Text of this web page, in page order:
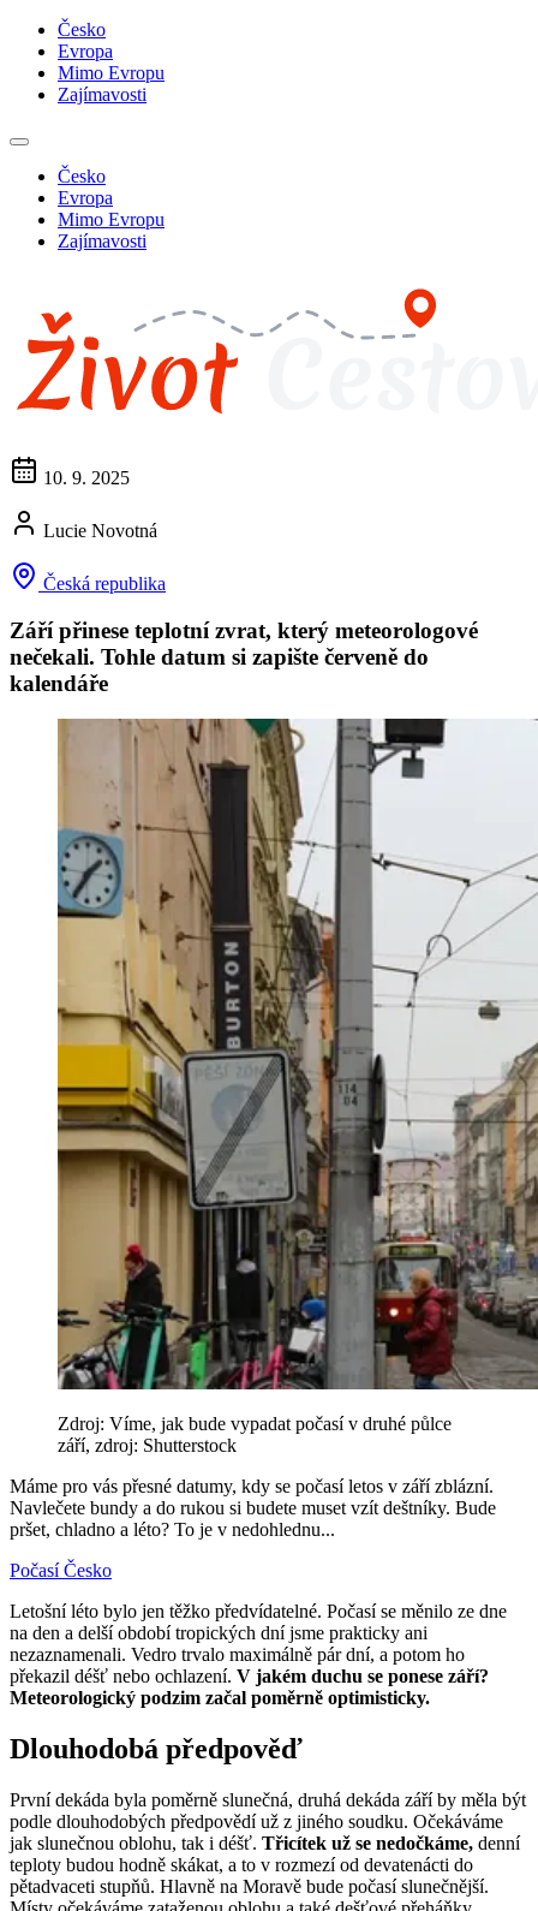
Česko
Evropa
Mimo Evropu
Zajímavosti
Česko
Evropa
Mimo Evropu
Zajímavosti
10. 9. 2025
Lucie Novotná
Česká republika
Září přinese teplotní zvrat, který meteorologové
nečekali. Tohle datum si zapište červeně do
kalendáře
Zdroj: Víme, jak bude vypadat počasí v druhé půlce
září, zdroj: Shutterstock
Máme pro vás přesné datumy, kdy se počasí letos v září zblázní.
Navlečete bundy a do rukou si budete muset vzít deštníky. Bude
pršet, chladno a léto? To je v nedohlednu...
PočasíČesko
Letošní léto bylo jen těžko předvídatelné. Počasí se měnilo ze dne
na den a delší období tropických dní jsme prakticky ani
nezaznamenali. Vedro trvalo maximálně pár dní, a potom ho
překazil déšť nebo ochlazení. V jakém duchu se ponese září?
Meteorologický podzim začal poměrně optimisticky.
Dlouhodobá předpověď
První dekáda byla poměrně slunečná, druhá dekáda září by měla být
podle dlouhodobých předpovědí už z jiného soudku. Očekáváme
jak slunečnou oblohu, tak i déšť. Třicítek už se nedočkáme, denní
teploty budou hodně skákat, a to v rozmezí od devatenácti do
pětadvaceti stupňů. Hlavně na Moravě bude počasí slunečnější.